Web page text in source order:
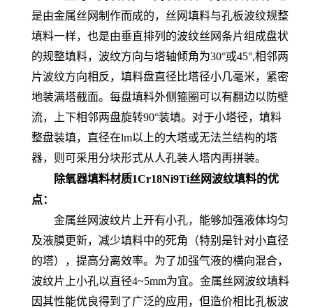
是由金属丝网制作而成的，丝网填料与孔板波纹规整
填料一样，也是由垂直排列的波纹丝网条片组成盘状
的规整填料，波纹方向与塔轴倾角为30°或45°,相邻两
片波纹方向相反，填料盘直径比塔径小几毫米，紧密
地装满塔截面。每盘填料外侧箍圈可以有翻边以防壁
流，上下相邻两盘旋转90°装填。对于小塔径，填料
整盘装填，直径在lm以上的大塔或无法兰结构的塔
器，则可采用分块形式从人孔装人塔内再拼装。
除氧器填料材质1Cr18Ni9Ti丝网波纹填料的优
点：
金属丝网波纹片上开有小孔，能够加强液体均匀
及液膜更新，减少填料中的死角（特别是针对小直径
的塔），提高分离效率。为了加强气液的横向混合，
波纹片上小孔以直径4~5mm为宜。 金属丝网波纹填料
因其性能优良得到了广泛的应用，但造价相比孔板波